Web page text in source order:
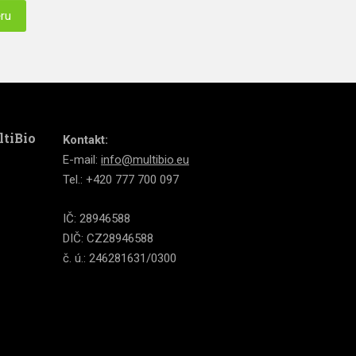
Kontakt:
E-mail: info@multibio.eu
Tel.: +420 777 700 097
IČ: 28946588
DIČ: CZ28946588
č. ú.: 246281631/0300